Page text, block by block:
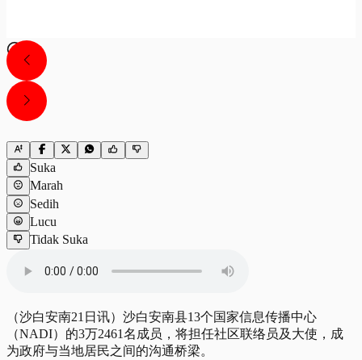
Suka
Marah
Sedih
Lucu
Tidak Suka
（沙白安南21日讯）沙白安南县13个国家信息传播中心
（NADI）的3万2461名成员，将担任社区联络员及大使，成
为政府与当地居民之间的沟通桥梁。